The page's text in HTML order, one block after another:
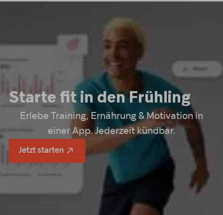
Starte fit in den Frühling
Erlebe Training, Ernährung & Motivation in
einer App. Jederzeit kündbar.
Jetzt starten